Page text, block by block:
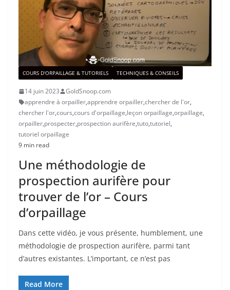
COURS D'ORPAILLAGE & TUTORIELS TECHNIQUES & CONSEILS
14 juin 2023
GoldSnoop.com
apprendre à orpailler,apprendre orpailler,chercher de l'or,
chercher l'or,cours,cours d'orpaillage,leçon orpaillage,orpaillage,
orpailler,prospecter,prospection aurifère,tuto,tutoriel,
tutoriel orpaillage
9 min read
Une méthodologie de
prospection aurifère pour
trouver de l’or – Cours
d’orpaillage
Dans cette vidéo, je vous présente, humblement, une
méthodologie de prospection aurifère, parmi tant
d’autres existantes. L’important, ce n’est pas
Read More